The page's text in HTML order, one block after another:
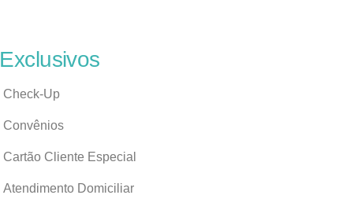
Exclusivos
Check-Up
Convênios
Cartão Cliente Especial
Atendimento Domiciliar